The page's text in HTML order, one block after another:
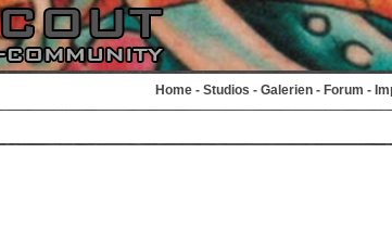
Home - Studios - Galerien - Forum -